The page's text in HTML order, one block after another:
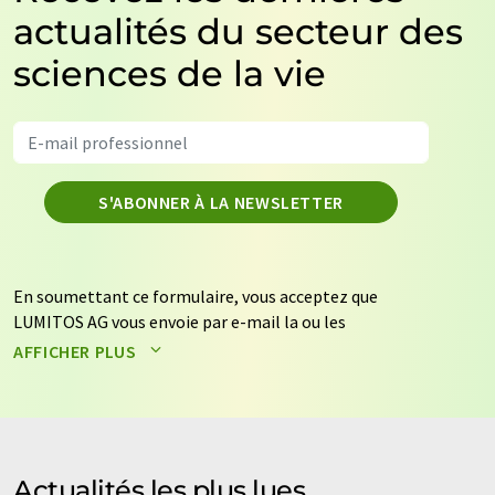
actualités du secteur des
sciences de la vie
S'ABONNER À LA NEWSLETTER
En soumettant ce formulaire, vous acceptez que
LUMITOS AG vous envoie par e-mail la ou les
newsletters sélectionnées ci-dessus. Vos données ne
protection des données
. LUMITOS peut vous contacter
et d'opinion. Vous pouvez à tout moment révoquer
AFFICHER PLUS